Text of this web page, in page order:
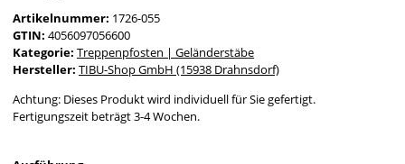
Artikelnummer: 1726-055
GTIN: 4056097056600
Kategorie: Treppenpfosten | Geländerstäbe
Hersteller: TIBU-Shop GmbH (15938 Drahnsdorf)
Achtung: Dieses Produkt wird individuell für Sie gefertigt.
Fertigungszeit beträgt 3-4 Wochen.